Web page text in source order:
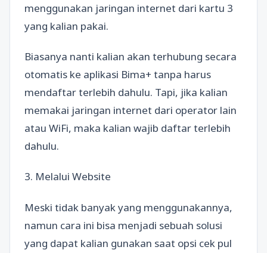
menggunakan jaringan internet dari kartu 3
yang kalian pakai.
Biasanya nanti kalian akan terhubung secara
otomatis ke aplikasi Bima+ tanpa harus
mendaftar terlebih dahulu. Tapi, jika kalian
memakai jaringan internet dari operator lain
atau WiFi, maka kalian wajib daftar terlebih
dahulu.
3. Melalui Website
Meski tidak banyak yang menggunakannya,
namun cara ini bisa menjadi sebuah solusi
yang dapat kalian gunakan saat opsi cek pul